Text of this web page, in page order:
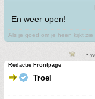
En weer open!
Als je goed om je heen kijkt zie
•
Redactie Frontpage
Troel